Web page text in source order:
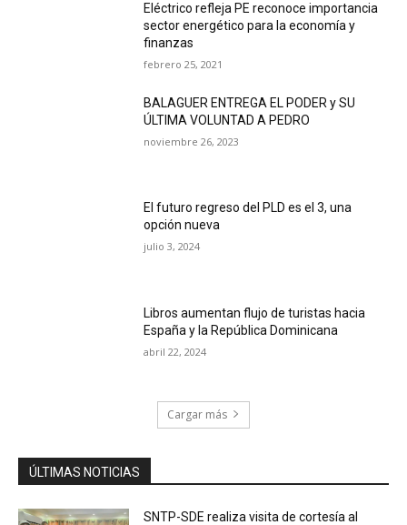
Eléctrico refleja PE reconoce importancia
sector energético para la economía y
finanzas
febrero 25, 2021
BALAGUER ENTREGA EL PODER y SU
ÚLTIMA VOLUNTAD A PEDRO
noviembre 26, 2023
El futuro regreso del PLD es el 3, una
opción nueva
julio 3, 2024
Libros aumentan flujo de turistas hacia
España y la República Dominicana
abril 22, 2024
Cargar más
ÚLTIMAS NOTICIAS
SNTP-SDE realiza visita de cortesía al